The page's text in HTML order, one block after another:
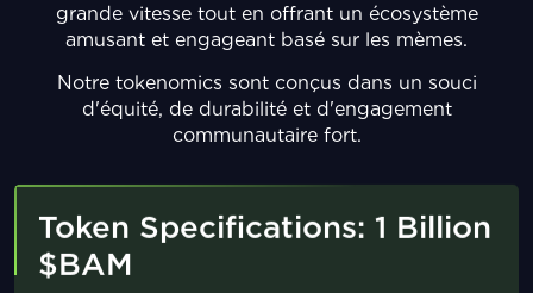
grande vitesse tout en offrant un écosystème
amusant et engageant basé sur les mèmes.
Notre tokenomics sont conçus dans un souci
d'équité, de durabilité et d'engagement
communautaire fort.
Token Specifications: 1 Billion
$BAM